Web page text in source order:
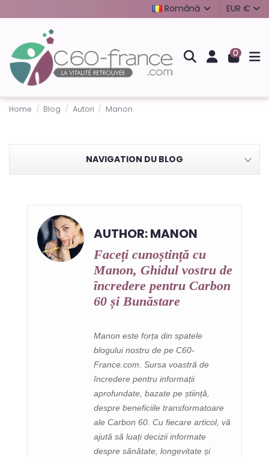
Română EUR €
0
Home Blog Autori Manon
NAVIGATION DU BLOG
AUTHOR: MANON
Faceți cunoștință cu
Manon, Ghidul vostru de
încredere pentru Carbon
60 și Bunăstare
Manon este forța din spatele
blogului nostru de pe C60-
France.com. Sursa voastră de
încredere pentru informații
aprofundate, bazate pe știință,
despre beneficiile transformatoare
ale Carbon 60. Cu fiecare articol, vă
ajută să luați decizii informate
despre sănătate, longevitate și